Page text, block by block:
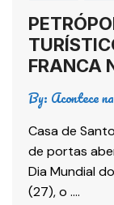
FRANCA
By: Acontece
Casa de
de portas
Dia Mundial
(27), o ….